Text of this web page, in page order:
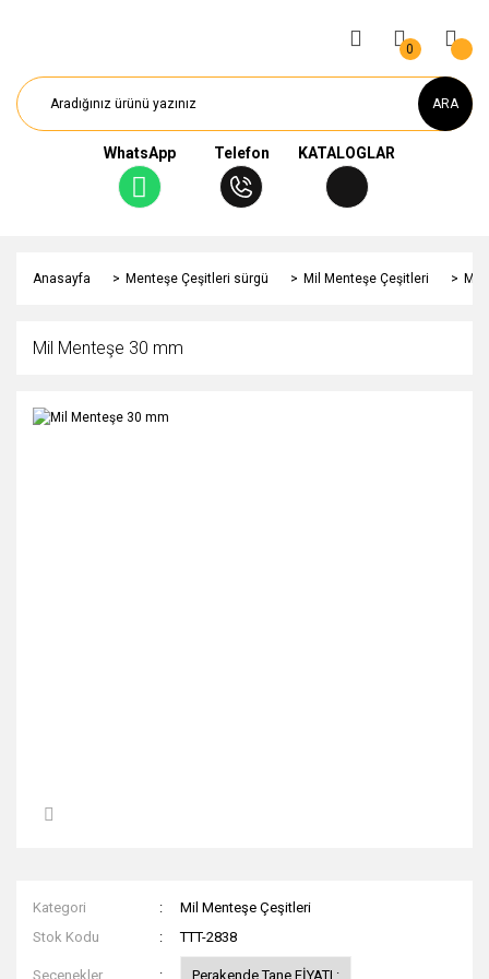
ARA
WhatsApp Telefon KATALOGLAR
0
Anasayfa Menteşe Çeşitleri sürgü Mil Menteşe Çeşitleri Mil
Mil Menteşe 30 mm
Kategori
Mil Menteşe Çeşitleri
Stok Kodu
TTT-2838
Seçenekler Perakende Tane FİYATI :